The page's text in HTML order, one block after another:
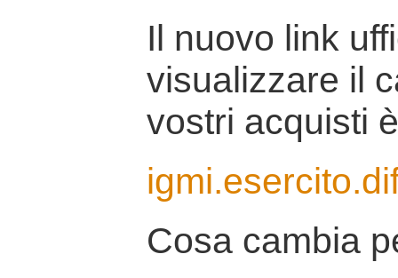
Il nuovo link
visualizzare il
vostri acquisti
Cosa cambia